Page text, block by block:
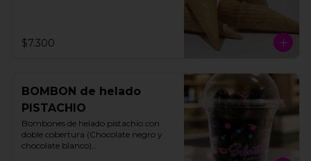
$7.300
BOMBON de helado
PISTACHIO
Bombones de helado pistachio con
doble cobertura (Chocolate negro y
chocolate blanco)